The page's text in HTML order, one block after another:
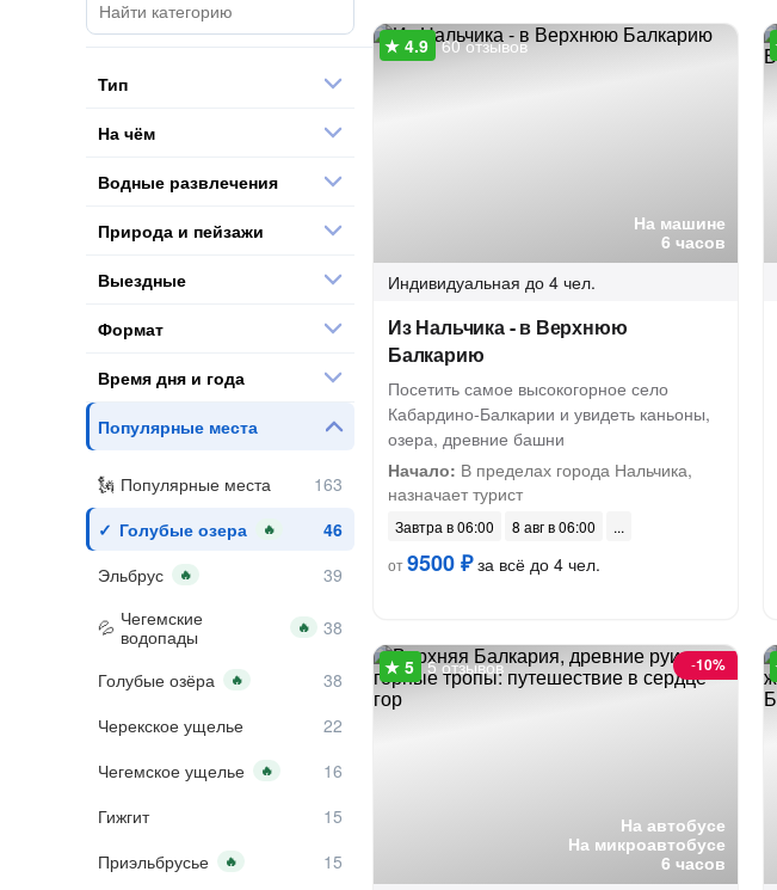
На машине
6 часов
60 отзывов
Индивидуальная до 4 чел.
Из Нальчика - в Верхнюю
Балкарию
Посетить самое высокогорное село
Кабардино-Балкарии и увидеть каньоны,
озера, древние башни
Начало: В пределах города Нальчика,
назначает турист
Завтра в 06:00
8 авг в 06:00
от9500 ₽за всё до 4 чел.
На автобусе
На микроавтобусе
6 часов
-10%
5 отзывов
Тип
На чём
Водные развлечения
Природа и пейзажи
Выездные
Формат
Время дня и года
Популярные места
Популярные места
Голубые озера
🔥
Эльбрус 🔥
Чегемские
водопады
🔥
Голубые озёра 🔥
Черекское ущелье
Чегемское ущелье
🔥
Гижгит
Приэльбрусье
🔥